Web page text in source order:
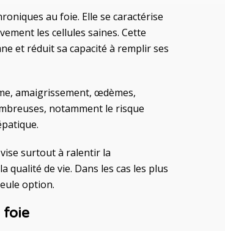
au foie. Elle se caractérise
les cellules saines. Cette
et réduit sa capacité à remplir ses
amaigrissement, œdèmes,
notamment le risque
surtout à ralentir la
de vie. Dans les cas les plus
option.
foie